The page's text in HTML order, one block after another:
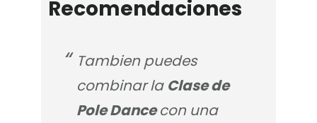
Recomendaciones
Tambien puedes
combinar la Clase de
Pole Dancecon una